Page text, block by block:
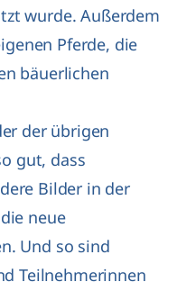
wurde. Außerdem
Pferde, die
bäuerlichen
der übrigen
gut, dass
Bilder in der
neue
Und so sind
Teilnehmerinnen